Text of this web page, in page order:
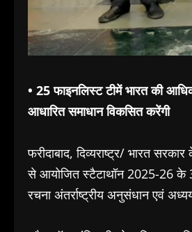
• 25 फाइनलिस्ट टीमें भारत की
आधारित समाधान विकसित करेंगी
फरीदाबाद, दिव्यराष्ट्र/ भारत
से आयोजित स्टैटाथॉन 2025-26 के
रचना अंतर्राष्ट्रीय अनुसंधान एवं